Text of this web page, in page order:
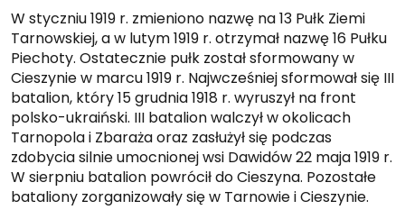
W styczniu 1919 r. zmieniono nazwę na 13 Pułk Ziemi
Tarnowskiej, a w lutym 1919 r. otrzymał nazwę 16 Pułku
Piechoty. Ostatecznie pułk został sformowany w
Cieszynie w marcu 1919 r. Najwcześniej sformował się III
batalion, który 15 grudnia 1918 r. wyruszył na front
polsko-ukraiński. III batalion walczył w okolicach
Tarnopola i Zbaraża oraz zasłużył się podczas
zdobycia silnie umocnionej wsi Dawidów 22 maja 1919 r.
W sierpniu batalion powrócił do Cieszyna. Pozostałe
bataliony zorganizowały się w Tarnowie i Cieszynie.